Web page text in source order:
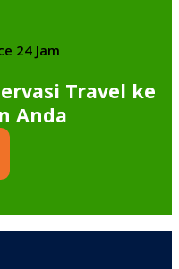
24 Jam
Travel ke
Anda